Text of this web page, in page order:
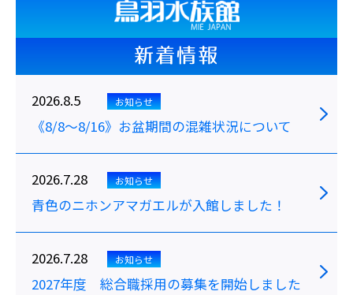
新着情報
2026.8.5 お知らせ
《8/8～8/16》お盆期間の混雑状況について
2026.7.28 お知らせ
青色のニホンアマガエルが入館しました！
2026.7.28 お知らせ
2027年度 総合職採用の募集を開始しました